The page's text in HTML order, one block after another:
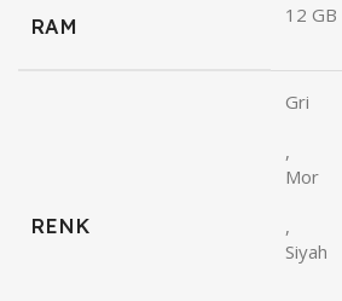
RAM 12 GB
RENK
Gri
,
Mor
,
Siyah